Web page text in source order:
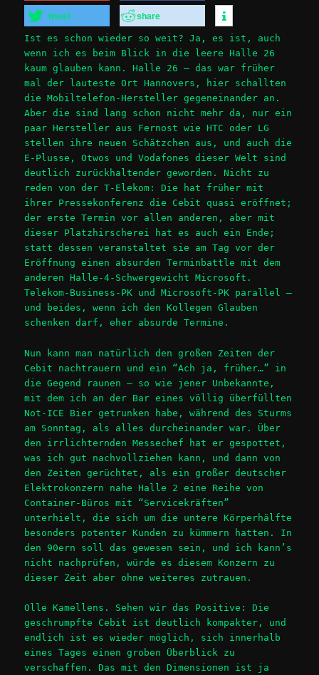
tweet share
Ist es schon wieder so weit? Ja, es ist, auch
wenn ich es beim Blick in die leere Halle 26
kaum glauben kann. Halle 26 – das war früher
mal der lauteste Ort Hannovers, hier schallten
die Mobiltelefon-Hersteller gegeneinander an.
Aber die sind lang schon nicht mehr da, nur ein
paar Hersteller aus Fernost wie HTC oder LG
stellen ihre neuen Schätzchen aus, und auch die
E-Plusse, Otwos und Vodafones dieser Welt sind
deutlich zurückhaltender geworden. Nicht zu
reden von der T-Elekom: Die hat früher mit
ihrer Pressekonferenz die Cebit quasi eröffnet;
der erste Termin vor allen anderen, aber mit
dieser Platzhirscherei hat es auch ein Ende;
statt dessen veranstaltet sie am Tag vor der
Eröffnung einen absurden Terminbattle mit dem
anderen Halle-4-Schwergewicht Microsoft.
Telekom-Business-PK und Microsoft-PK parallel –
und beides, wenn ich den Kollegen Glauben
schenken darf, eher absurde Termine.
Nun kann man natürlich den großen Zeiten der
Cebit nachtrauern und ein “Ach ja, früher…” in
die Gegend raunen – so wie jener Unbekannte,
mit dem ich an der Bar eines völlig überfüllten
Not-ICE Bier getrunken habe, während des Sturms
am Sonntag, als alles durcheinander war. Über
den irrlichternden Messechef hat er gespottet,
was ich gut nachvollziehen kann, und dann von
den Zeiten gerüchtet, als ein großer deutscher
Elektrokonzern nahe Halle 2 eine Reihe von
Container-Büros mit “Servicekräften”
unterhielt, die sich um die untere Körperhälfte
besonders potenter Kunden zu kümmern hatten. In
den 90ern soll das gewesen sein, und ich kann’s
nicht nachprüfen, würde es diesem Konzern zu
dieser Zeit aber ohne weiteres zutrauen.
Olle Kamellens. Sehen wir das Positive: Die
geschrumpfte Cebit ist deutlich kompakter, und
endlich ist es wieder möglich, sich innerhalb
eines Tages einen groben Überblick zu
verschaffen. Das mit den Dimensionen ist ja